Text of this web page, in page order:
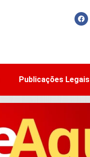
Publicações Legais